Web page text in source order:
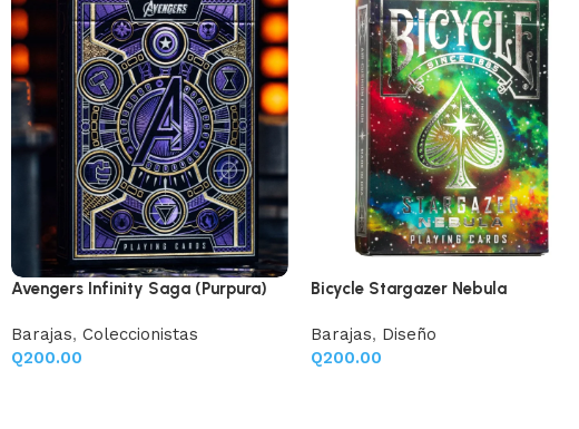
Avengers Infinity Saga (Purpura)
Barajas, Coleccionistas
Q200.00
Bicycle Stargazer Nebula
Barajas, Diseño
Q200.00